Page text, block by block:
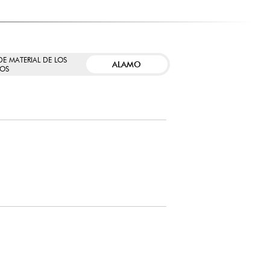
MATERIAL DE LOS
ALAMO